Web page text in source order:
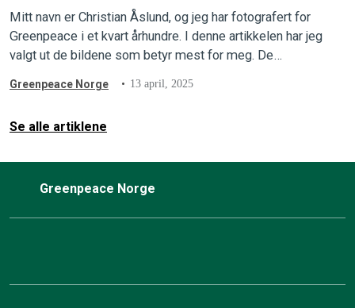
Mitt navn er Christian Åslund, og jeg har fotografert for
Greenpeace i et kvart århundre. I denne artikkelen har jeg
valgt ut de bildene som betyr mest for meg. De…
Greenpeace Norge 13 april, 2025
Se alle artiklene
Greenpeace Norge